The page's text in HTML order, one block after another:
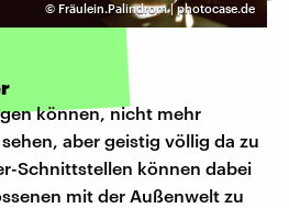
© Fräulein.Palindrom | photocase.de
können, nicht mehr
aber geistig völlig da zu
Schnittstellen können dabei
mit der Außenwelt zu